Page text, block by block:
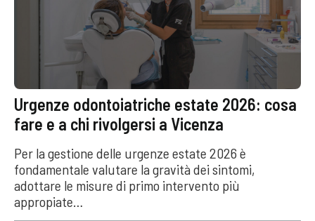
Urgenze odontoiatriche estate 2026: cosa
fare e a chi rivolgersi a Vicenza
Per la gestione delle urgenze estate 2026 è
fondamentale valutare la gravità dei sintomi,
adottare le misure di primo intervento più
appropiate…